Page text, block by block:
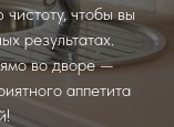
чтобы вы
результатах.
во дворе —
аппетита